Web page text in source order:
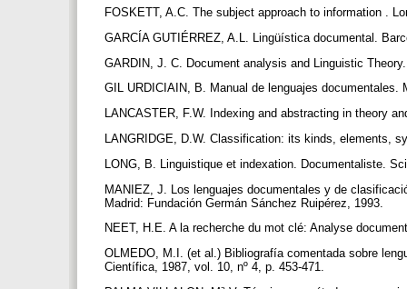
FOSKETT, A.C. The subject approach to information .
GARCÍA GUTIÉRREZ, A.L. Lingüística documental.
GARDIN, J. C. Document analysis and Linguistic
GIL URDICIAIN, B. Manual de lenguajes documentales.
LANCASTER, F.W. Indexing and abstracting in theory
LANGRIDGE, D.W. Classification: its kinds, elements,
LONG, B. Linguistique et indexation. Documentaliste.
MANIEZ, J. Los lenguajes documentales y de
Madrid: Fundación Germán Sánchez Ruipérez, 1993.
NEET, H.E. A la recherche du mot clé: Analyse
OLMEDO, M.I. (et al.) Bibliografía comentada sobre
Científica, 1987, vol. 10, nº 4, p. 453-471.